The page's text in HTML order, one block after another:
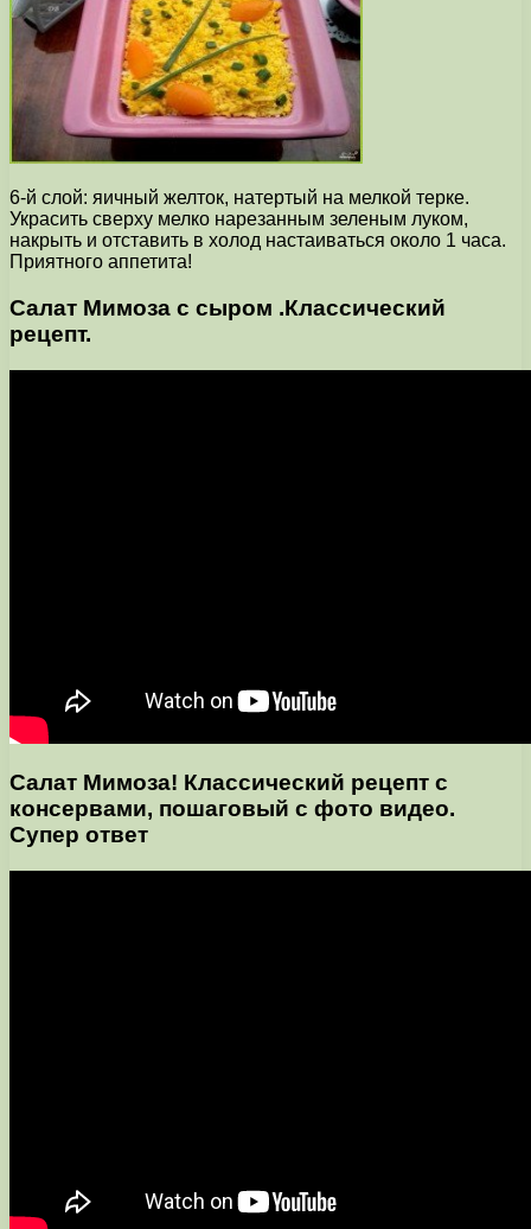
6-й слой: яичный желток, натертый на мелкой терке.
Украсить сверху мелко нарезанным зеленым луком,
накрыть и отставить в холод настаиваться около 1 часа.
Приятного аппетита!
Салат Мимоза с сыром .Классический
рецепт.
Салат Мимоза! Классический рецепт с
консервами, пошаговый с фото видео.
Супер ответ